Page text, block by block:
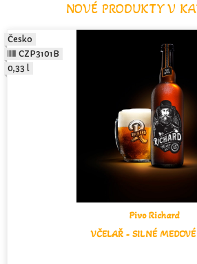
NOVÉ PRODUKTY V
Pivo Richard
VČELAŘ - SILNÉ
Česko
CZP3101B
0,33 l